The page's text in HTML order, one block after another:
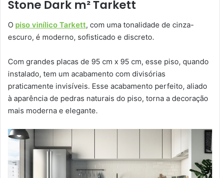
Stone Dark m² Tarkett
O piso vinílico Tarkett, com uma tonalidade de cinza-
escuro, é moderno, sofisticado e discreto.
Com grandes placas de 95 cm x 95 cm, esse piso, quando
instalado, tem um acabamento com divisórias
praticamente invisíveis. Esse acabamento perfeito, aliado
à aparência de pedras naturais do piso, torna a decoração
mais moderna e elegante.